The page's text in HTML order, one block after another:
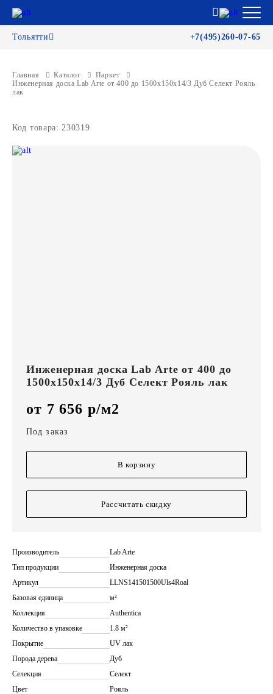
Тольятти +7(495)260-07-65
Главная Каталог
Паркет
Инженерная доска Lab Arte от 400 до 1500х150х14/3 Дуб Селект Рояль
лак
Код товара: 230319
Инженерная доска Lab Arte от 400 до
1500х150х14/3 Дуб Селект Рояль лак
от 7 656 р/м2
Под заказ
В корзину
Рассчитать скидку
Производитель
Lab Arte
Тип продукции
Инженерная доска
Артикул
LLNS141501500Uls4Roal
Базовая единица
м²
Коллекция
Authentica
Количество в упаковке
1.8 м²
Покрытие
UV лак
Порода дерева
Дуб
Селекция
Селект
Цвет
Рояль